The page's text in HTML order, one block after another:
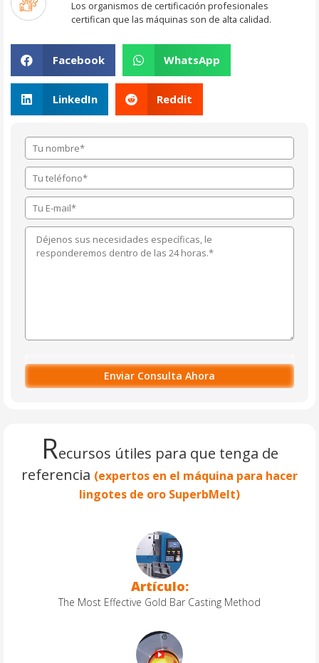
Los organismos de certificación profesionales
certifican que las máquinas son de alta calidad.
Facebook WhatsApp
LinkedIn Reddit
Recursos útiles para que tenga de
referencia (expertos en el máquina para hacer
lingotes de oro SuperbMelt)
Artículo:
The Most Effective Gold Bar Casting Method